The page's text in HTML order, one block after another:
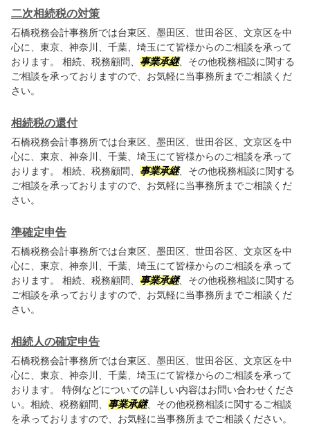
二次相続税の対策
石橋税務会計事務所では台東区、墨田区、世田谷区、文京区を中
心に、東京、神奈川、千葉、埼玉にて皆様からのご相談を承って
おります。 相続、税務顧問、 事業承継、その他税務相談に関する
ご相談を承っておりますので、お気軽に当事務所までご相談くだ
さい。
相続税の還付
石橋税務会計事務所では台東区、墨田区、世田谷区、文京区を中
心に、東京、神奈川、千葉、埼玉にて皆様からのご相談を承って
おります。 相続、税務顧問、 事業承継、その他税務相談に関する
ご相談を承っておりますので、お気軽に当事務所までご相談くだ
さい。
準確定申告
石橋税務会計事務所では台東区、墨田区、世田谷区、文京区を中
心に、東京、神奈川、千葉、埼玉にて皆様からのご相談を承って
おります。 相続、税務顧問、 事業承継、その他税務相談に関する
ご相談を承っておりますので、お気軽に当事務所までご相談くだ
さい。
相続人の確定申告
石橋税務会計事務所では台東区、墨田区、世田谷区、文京区を中
心に、東京、神奈川、千葉、埼玉にて皆様からのご相談を承って
おります。 特例などについての詳しい内容はお問い合わせくださ
い。相続、税務顧問、 事業承継、その他税務相談に関するご相談
を承っておりますので、お気軽に当事務所までご相談ください。